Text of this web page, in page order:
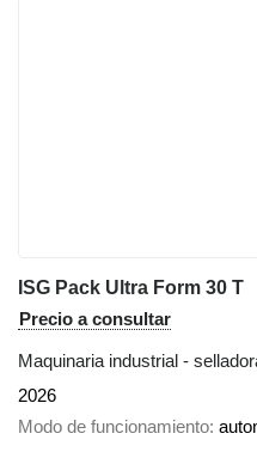
ISG Pack Ultra Form 30 T
Precio a consultar
Maquinaria industrial -
2026
Modo de funcionamiento